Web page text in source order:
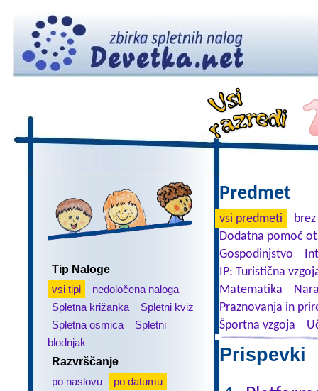
Tip Naloge
vsi tipi
nedoločena naloga
Spletna križanka
Spletni kviz
Spletna osmica
Spletni
blodnjak
Razvrščanje
po naslovu
po datumu
Predmet
vsi predmeti
Dodatna pomoč
Gospodinjstvo
IP: Turistična
Matematika
Praznovanja in
Športna vzgoja
Prispevki